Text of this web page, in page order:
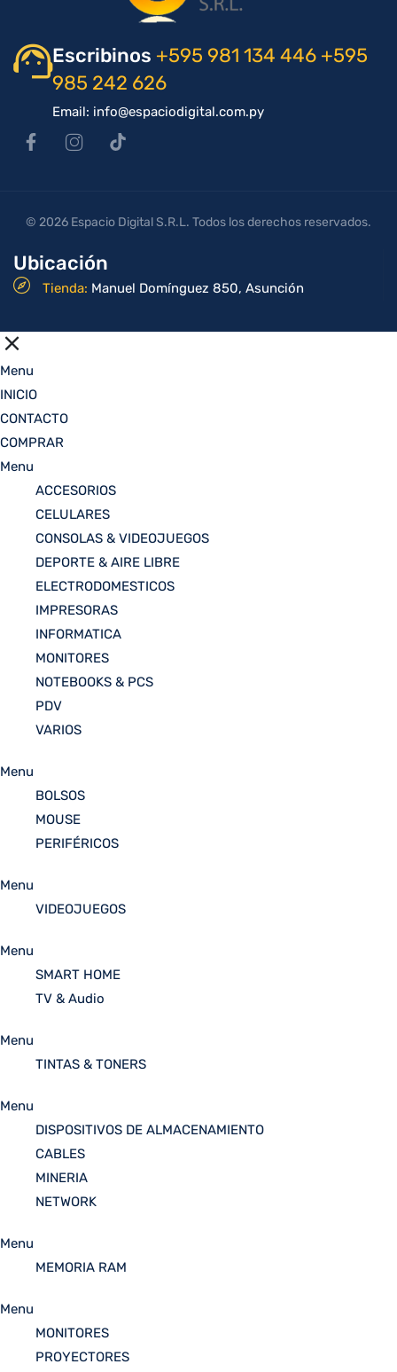
Escribinos +595 981 134 446 +595
985 242 626
Email: info@espaciodigital.com.py
Ubicación
Tienda: Manuel Domínguez 850, Asunción
© 2026 Espacio Digital S.R.L. Todos los derechos reservados.
Menu
INICIO
CONTACTO
COMPRAR
Menu
ACCESORIOS
CELULARES
CONSOLAS & VIDEOJUEGOS
DEPORTE & AIRE LIBRE
ELECTRODOMESTICOS
IMPRESORAS
INFORMATICA
MONITORES
NOTEBOOKS & PCS
PDV
VARIOS
Menu
BOLSOS
MOUSE
PERIFÉRICOS
Menu
VIDEOJUEGOS
Menu
SMART HOME
TV & Audio
Menu
TINTAS & TONERS
Menu
DISPOSITIVOS DE ALMACENAMIENTO
CABLES
MINERIA
NETWORK
Menu
MEMORIA RAM
Menu
MONITORES
PROYECTORES